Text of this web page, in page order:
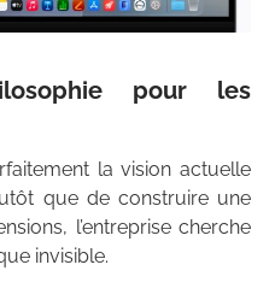
pour les
la vision actuelle
que de construire une
l’entreprise cherche
invisible.